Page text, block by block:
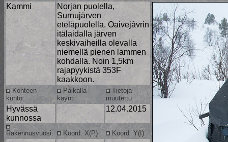
Kammi
Norjan puolella,
Surnujärven
eteläpuolella. Oaivejávrin
itälaidalla järven
keskivaiheilla olevalla
niemellä pienen lammen
kohdalla. Noin 1,5km
rajapyykistä 353F
kaakkoon.
Kohteen
kunto:
Paikalla
käynti:
Tietoja
muutettu
Hyvässä
kunnossa
12.04.2015
Rakennusvuosi: Koord. X(P) Koord. Y(I)